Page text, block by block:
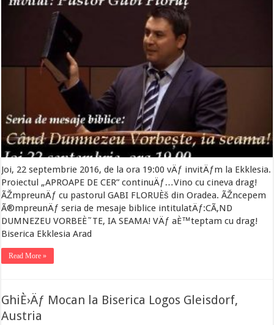
Joi, 22 septembrie 2016, de la ora 19:00 vÄƒ invitÄƒm la Ekklesia.
Proiectul „APROAPE DE CER” continuÄƒ…Vino cu cineva drag!
ÃŽmpreunÄƒ cu pastorul GABI FLORUÈš din Oradea. ÃŽncepem
Ã®mpreunÄƒ seria de mesaje biblice intitulatÄƒ:CÃ‚ND
DUMNEZEU VORBEÈ˜TE, IA SEAMA! VÄƒ aÈ™teptam cu drag!
Biserica Ekklesia Arad
Read More »
GhiÈ›Äƒ Mocan la Biserica Logos Gleisdorf,
Austria